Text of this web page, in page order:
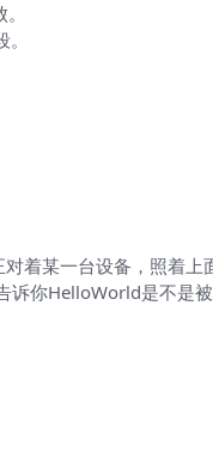
着某一台设备，照着
诉你HelloWorld是不是